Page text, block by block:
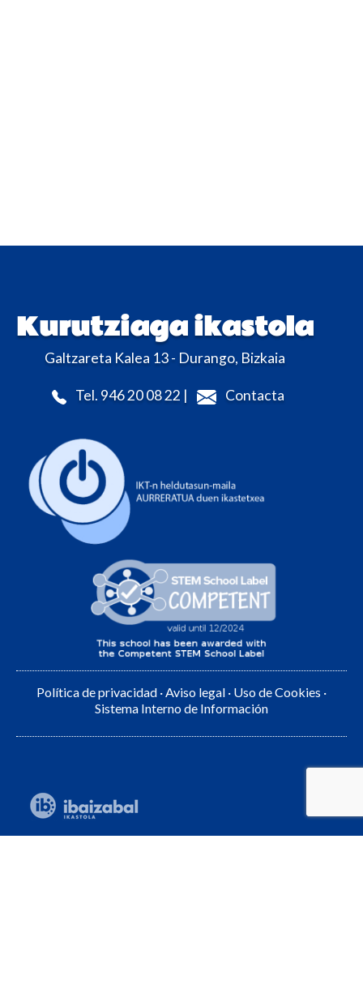
Kurutziaga ikastola
Galtzareta Kalea 13 - Durango, Bizkaia
Tel. 946 20 08 22 | Contacta
Política de privacidad ·Aviso legal · Uso de Cookies ·
Sistema Interno de Información